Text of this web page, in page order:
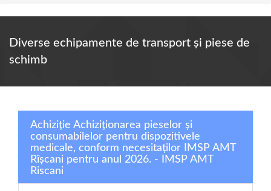
Diverse echipamente de transport şi piese de
schimb
Achiziție Achiziționarea pieselor și
consumabilelor pentru dispozitivele
medicale, conform necesitaților IMSP AMT
Rîșcani pentru anul 2026. - IMSP AMT
Riscani